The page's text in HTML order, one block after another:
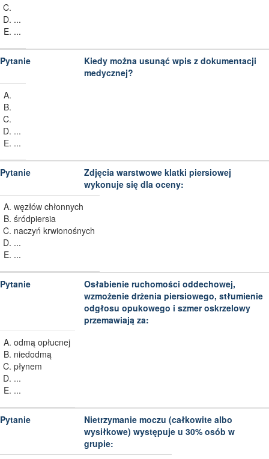
...
...
Kiedy można usunąć wpis z dokumentacji
medycznej?
...
...
Zdjęcia warstwowe klatki piersiowej
wykonuje się dla oceny:
węzłów chłonnych
śródpiersia
naczyń krwionośnych
...
...
Osłabienie ruchomości oddechowej,
wzmożenie drżenia piersiowego, stłumienie
odgłosu opukowego i szmer oskrzelowy
przemawiają za:
odmą opłucnej
niedodmą
płynem
...
...
Nietrzymanie moczu (całkowite albo
wysiłkowe) występuje u 30% osób w
grupie: